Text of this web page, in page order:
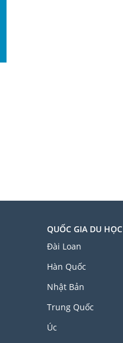
QUỐC GIA DU HỌC
Đài Loan
Hàn Quốc
Nhật Bản
Trung Quốc
Úc